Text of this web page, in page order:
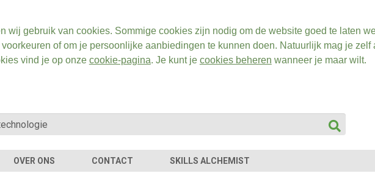
wij gebruik van cookies. Sommige cookies zijn nodig om de website goed te laten
of om je persoonlijke aanbiedingen te kunnen doen. Natuurlijk mag je zelf
vind je op onze cookie-pagina. Je kunt je cookies beheren wanneer je maar wilt.
OVER ONS CONTACT SKILLS ALCHEMIST